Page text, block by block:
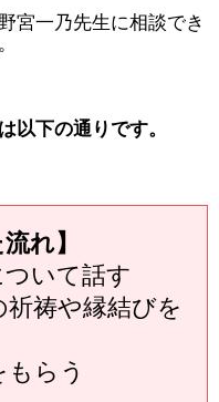
宮一乃先生に相談でき
以下の通りです。
れ】
ついて話す
祈祷や縁結びを
もらう